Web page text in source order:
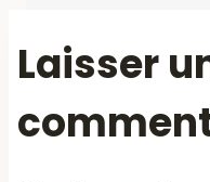
Laisser